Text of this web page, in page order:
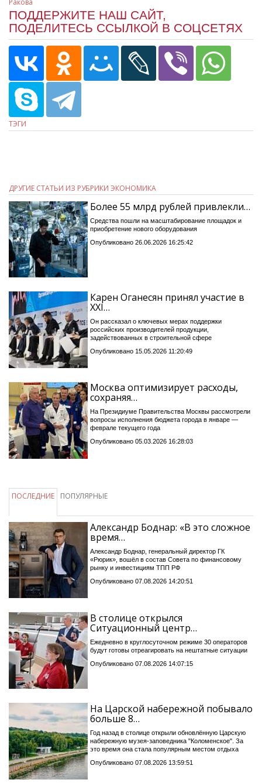
ПОДДЕРЖИТЕ НАШ САЙТ,
ПОДЕЛИТЕСЬ ССЫЛКОЙ В СОЦСЕТЯХ
ТЭГИ
ДРУГИЕ СТАТЬИ ИЗ РУБРИКИ ЭКОНОМИКА
Более 55 млрд рублей привлекли…
Средства пошли на масштабирование площадок и
приобретение нового оборудования
Опубликовано 26.06.2026 16:25:42
Карен Оганесян принял участие в
XXI…
Он рассказал о ключевых мерах поддержки
российских производителей продукции,
задействованных в строительной сфере
Опубликовано 15.05.2026 11:20:49
Москва оптимизирует расходы,
сохраняя…
На Президиуме Правительства Москвы рассмотрели
вопросы исполнения бюджета города в январе —
феврале текущего года
Опубликовано 05.03.2026 16:28:03
ПОСЛЕДНИЕ ПОПУЛЯРНЫЕ
Александр Боднар: «В это сложное
время…
Александр Боднар, генеральный директор ГК
«Рюрик», вошёл в состав Совета по финансовому
рынку и инвестициям ТПП РФ
Опубликовано 07.08.2026 14:20:51
В столице открылся
Ситуационный центр…
Ежедневно в круглосуточном режиме 30 операторов
будут готовы отреагировать на нештатные ситуации
Опубликовано 07.08.2026 14:07:15
На Царской набережной побывало
больше 8…
Год назад в столице открыли обновлённую Царскую
набережную музея-заповедника "Коломенское". За
это время она стала популярным местом отдыха
Опубликовано 07.08.2026 13:59:51